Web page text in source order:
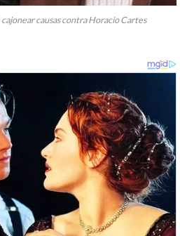
cajonear causas contra Horacio Cartes